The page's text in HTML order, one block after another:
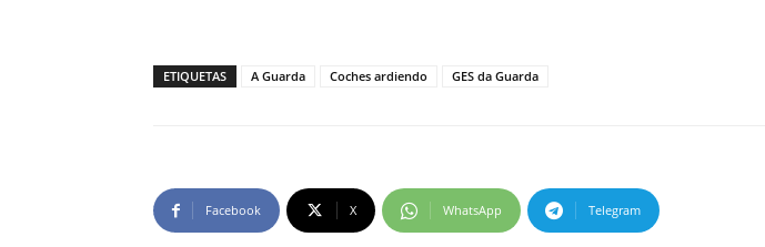
ETIQUETAS A Guarda Coches ardiendo GES da Guarda
Facebook X WhatsApp Telegram